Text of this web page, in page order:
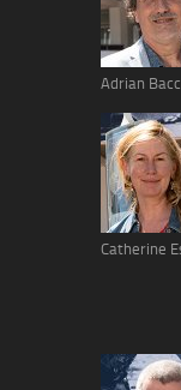
Adrian
Catherine